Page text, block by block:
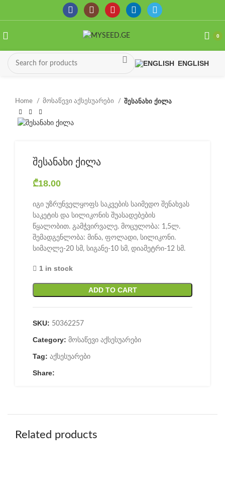
0
ENGLISH
Home მოსაწევი აქსესუარები შესანახი ქილა
შესანახი ქილა
₾18.00
იგი უზრუნველყოფს საკვების საიმედო შენახვას
საკეტის და სილიკონის შუასადებების
წყალობით. გამჭვირვალე. მოცულობა: 1,5ლ.
შემადგენლობა: მინა, ფოლადი, სილიკონი.
სიმაღლე-20 სმ, სიგანე-10 სმ, დიამეტრი-12 სმ.
1 in stock
ADD TO CART
SKU: 50362257
Category: მოსაწევი აქსესუარები
Tag: აქსესუარები
Share:
Related products